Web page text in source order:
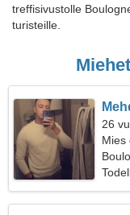
treffisivustolle
turisteille.
26
Mies